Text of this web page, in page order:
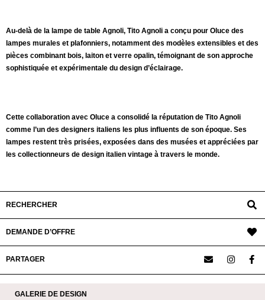
Au-delà de la lampe de table Agnoli, Tito Agnoli a conçu pour Oluce des
lampes murales et plafonniers, notamment des modèles extensibles et des
pièces combinant bois, laiton et verre opalin, témoignant de son approche
sophistiquée et expérimentale du design d’éclairage.
Cette collaboration avec Oluce a consolidé la réputation de Tito Agnoli
comme l’un des designers italiens les plus influents de son époque. Ses
lampes restent très prisées, exposées dans des musées et appréciées par
les collectionneurs de design italien vintage à travers le monde.
RECHERCHER
DEMANDE D’OFFRE
PARTAGER
GALERIE DE DESIGN